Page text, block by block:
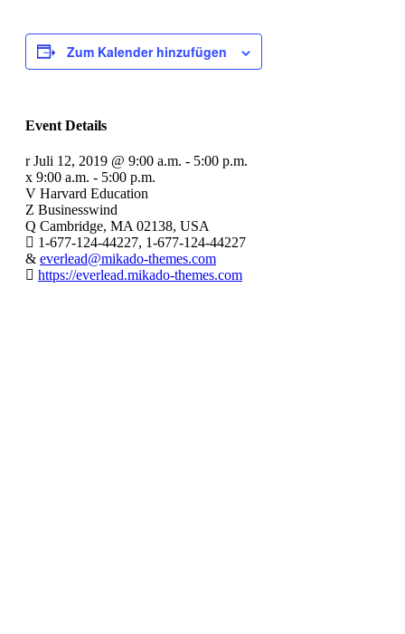
Zum Kalender hinzufügen
Event Details
Juli 12, 2019 @ 9:00 a.m. - 5:00 p.m.
9:00 a.m. - 5:00 p.m.
Harvard Education
Businesswind
Cambridge, MA 02138, USA
1-677-124-44227, 1-677-124-44227
everlead@mikado-themes.com
https://everlead.mikado-themes.com